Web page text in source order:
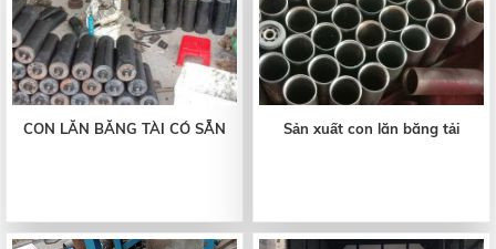
CON LĂN BĂNG TÀI CÓ SẴN Sản xuất con lăn băng tải